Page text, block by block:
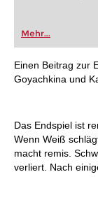
Mehr...
Einen Beitrag zur
Goyachkina und
Das Endspiel ist
Wenn Weiß
macht remis.
verliert. Nach